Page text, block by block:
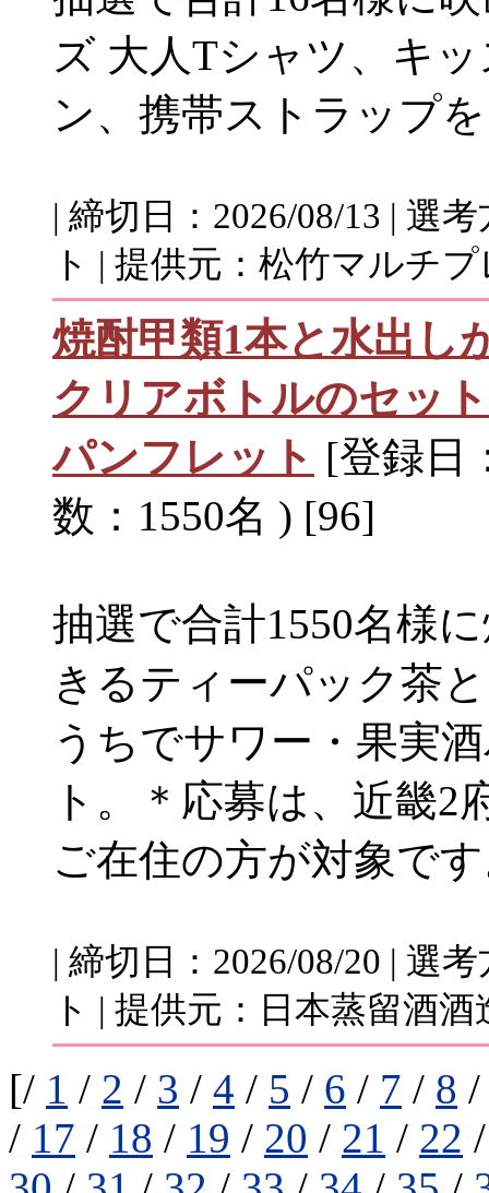
ズ 大人Tシャツ、キ
ン、携帯ストラップ
| 締切日：2026/08/13 | 選
ト | 提供元：松竹マルチ
焼酎甲類1本と水出し
クリアボトルのセッ
パンフレット [登録日
数：1550名 ) [96]
抽選で合計1550名様
きるティーパック茶
うちでサワー・果実
ト。＊応募は、近畿2
ご在住の方が対象で
| 締切日：2026/08/20 | 選
ト | 提供元：日本蒸留酒
[/ 1 / 2 / 3 / 4 / 5 / 6 / 7 / 8
/ 17 / 18 / 19 / 20 / 21 / 22